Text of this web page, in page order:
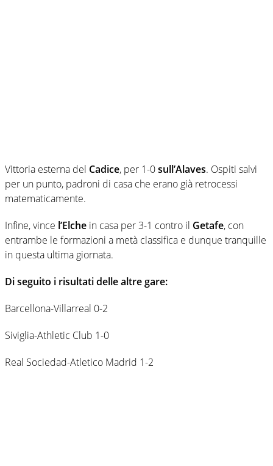
Vittoria esterna del Cadice, per 1-0sull’Alaves. Ospiti salvi
per un punto, padroni di casa che erano già retrocessi
matematicamente.
Infine, vince l’Elche in casa per 3-1 contro il Getafe, con
entrambe le formazioni a metà classifica e dunque tranquille
in questa ultima giornata.
Di seguito i risultati delle altre gare:
Barcellona-Villarreal 0-2
Siviglia-Athletic Club 1-0
Real Sociedad-Atletico Madrid 1-2